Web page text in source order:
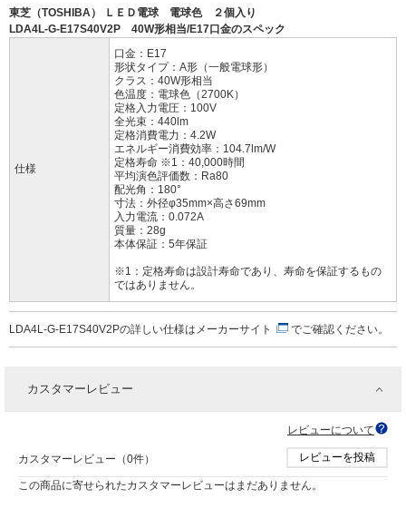
東芝（TOSHIBA） ＬＥＤ電球 電球色 ２個入り
LDA4L-G-E17S40V2P 40W形相当/E17口金のスペック
仕様
口金：E17
形状タイプ：A形（一般電球形）
クラス：40W形相当
色温度：電球色（2700K）
定格入力電圧：100V
全光束：440lm
定格消費電力：4.2W
エネルギー消費効率：104.7lm/W
定格寿命 ※1：40,000時間
平均演色評価数：Ra80
配光角：180°
寸法：外径φ35mm×高さ69mm
入力電流：0.072A
質量：28g
本体保証：5年保証
※1：定格寿命は設計寿命であり、寿命を保証するもの
ではありません。
LDA4L-G-E17S40V2Pの詳しい仕様は メーカーサイト でご確認ください。
カスタマーレビュー
レビューについて
カスタマーレビュー（0件） レビューを投稿
この商品に寄せられたカスタマーレビューはまだありません。